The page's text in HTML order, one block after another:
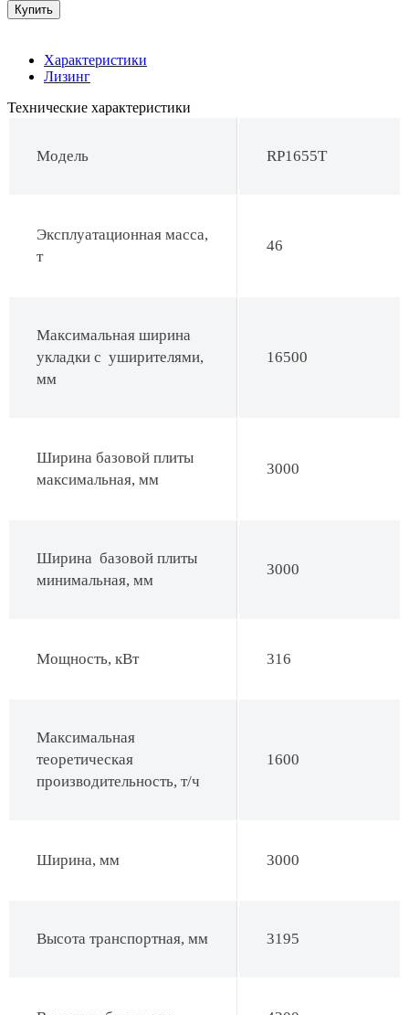
Купить
Характеристики
Лизинг
Технические характеристики
Модель RP1655T
Эксплуатационная масса,
т
46
Максимальная ширина
укладки с уширителями,
мм
16500
Ширина базовой плиты
максимальная, мм
3000
Ширина базовой плиты
минимальная, мм
3000
Мощность, кВт 316
Максимальная
теоретическая
производительность, т/ч
1600
Ширина, мм 3000
Высота транспортная, мм 3195